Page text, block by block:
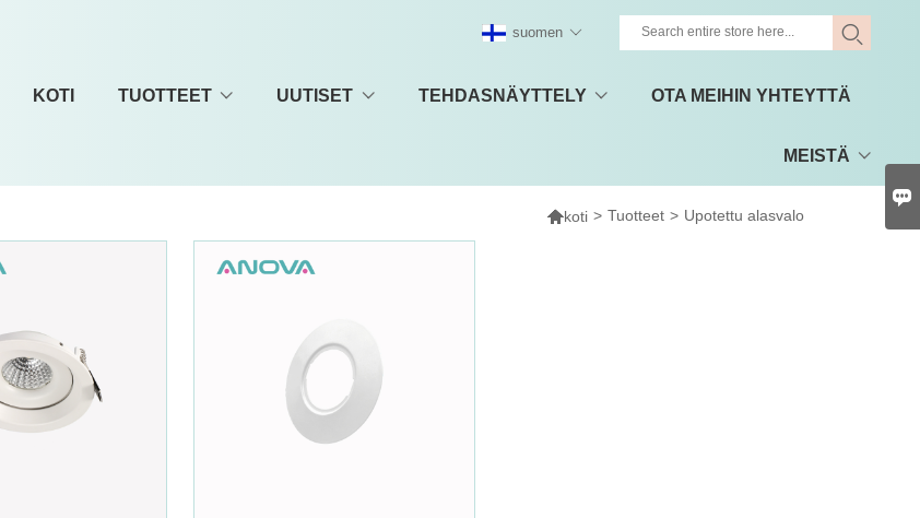
KOTI TUOTTEET UUTISET TEHDASNÄYTTELY OTA MEIHIN YHTEYTTÄ
MEISTÄ
suomen
koti > Tuotteet > Upotettu alasvalo
